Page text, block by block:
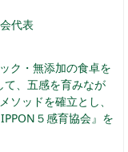
代表
ク・無添加の食卓を
て、五感を育みなが
ソッドを確立とし、
５感育協会』を